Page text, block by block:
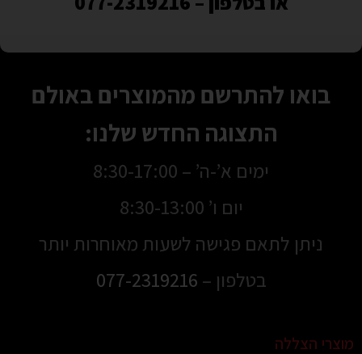
בואו להתרשם מהמוצרים באולם
התצוגה החדש שלנו:
ימים א’-ה’ – 8:30-17:00
יום ו’ 8:30-13:00
ניתן לתאם פגישה לשעות מאוחרות יותר
בטלפון – 077-2319216
מוצרי הצללה